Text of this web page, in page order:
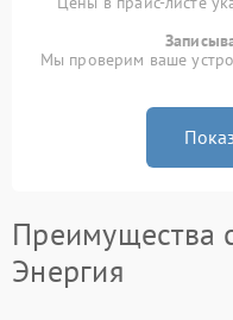
Мы проверим ваше
Преимущества
Энергия